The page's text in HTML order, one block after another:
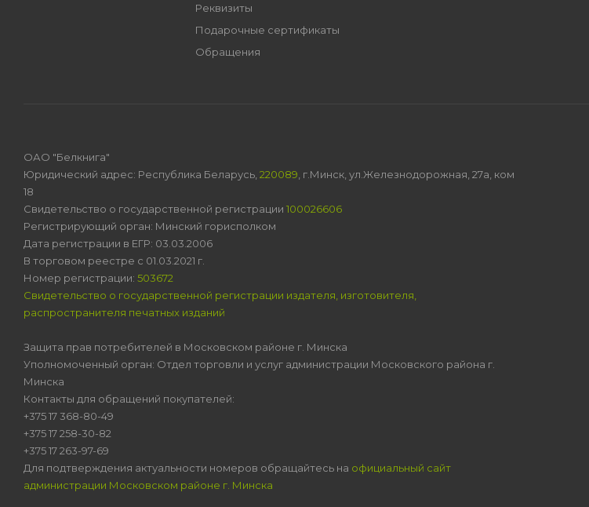
Реквизиты
Подарочные сертификаты
Обращения
ОАО "Белкнига"
Юридический адрес: Республика Беларусь, 220089 , г.Минск, ул.Железнодорожная, 27а, ком
18
Свидетельство о государственной регистрации 100026606
Регистрирующий орган: Минский горисполком
Дата регистрации в ЕГР: 03.03.2006
В торговом реестре с 01.03.2021 г.
Номер регистрации: 503672
Свидетельство о государственной регистрации издателя, изготовителя,
распространителя печатных изданий
Защита прав потребителей в Московском районе г. Минска
Уполномоченный орган: Отдел торговли и услуг администрации Московского района г.
Минска
Контакты для обращений покупателей:
+375 17 368-80-49
+375 17 258-30-82
+375 17 263-97-69
Для подтверждения актуальности номеров обращайтесь на официальный сайт
администрации Московском районе г. Минска